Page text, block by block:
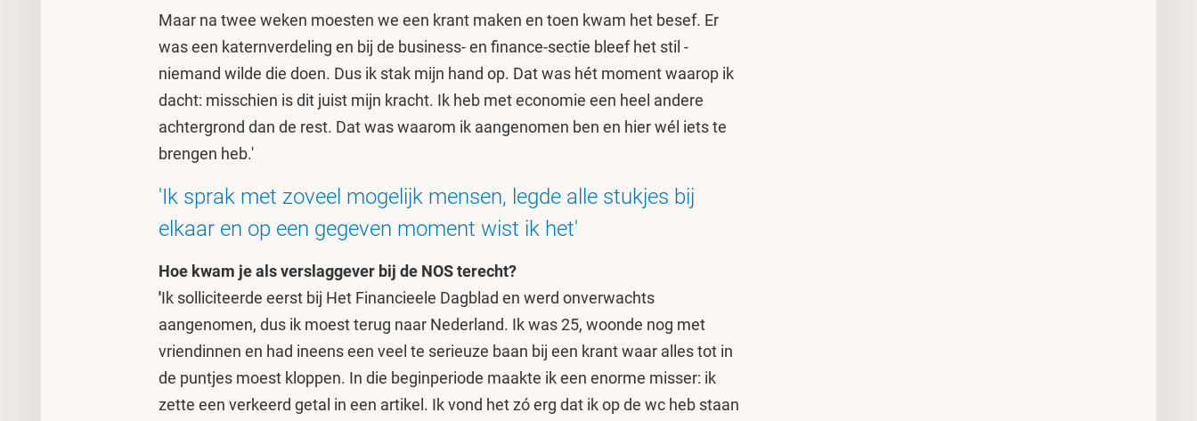
Maar na twee weken moesten we een krant maken en toen kwam het besef. Er
was een katernverdeling en bij de business- en finance-sectie bleef het stil -
niemand wilde die doen. Dus ik stak mijn hand op. Dat was hét moment waarop ik
dacht: misschien is dit juist mijn kracht. Ik heb met economie een heel andere
achtergrond dan de rest. Dat was waarom ik aangenomen ben en hier wél iets te
brengen heb.'
'Ik sprak met zoveel mogelijk mensen, legde alle stukjes bij
elkaar en op een gegeven moment wist ik het'
Hoe kwam je als verslaggever bij de NOS terecht?
'Ik solliciteerde eerst bij Het Financieele Dagblad en werd onverwachts
aangenomen, dus ik moest terug naar Nederland. Ik was 25, woonde nog met
vriendinnen en had ineens een veel te serieuze baan bij een krant waar alles tot in
de puntjes moest kloppen. In die beginperiode maakte ik een enorme misser: ik
zette een verkeerd getal in een artikel. Ik vond het zó erg dat ik op de wc heb staan